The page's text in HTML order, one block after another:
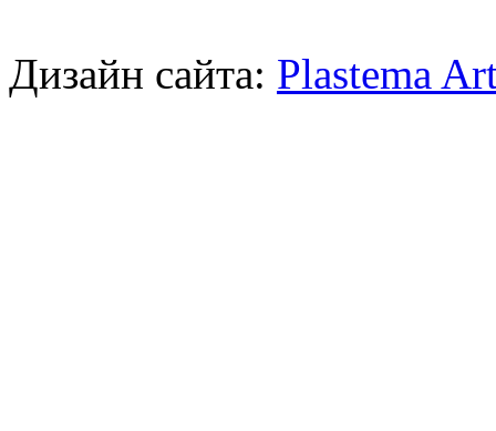
Дизайн сайта: Plastema